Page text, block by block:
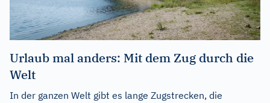
Urlaub mal anders: Mit dem Zug durch die
Welt
In der ganzen Welt gibt es lange Zugstrecken, die